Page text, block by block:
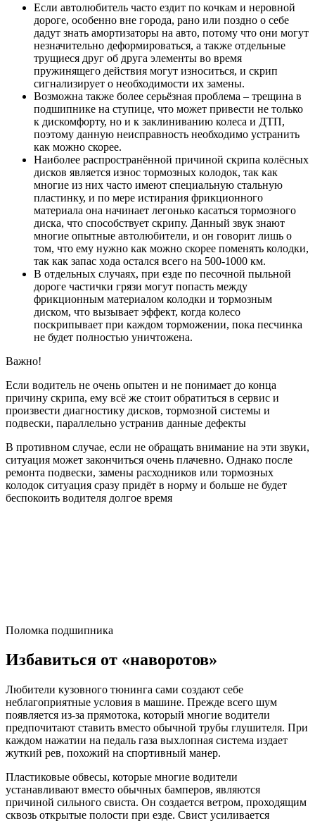
Если автолюбитель часто ездит по кочкам и неровной
дороге, особенно вне города, рано или поздно о себе
дадут знать амортизаторы на авто, потому что они могут
незначительно деформироваться, а также отдельные
трущиеся друг об друга элементы во время
пружинящего действия могут износиться, и скрип
сигнализирует о необходимости их замены.
Возможна также более серьёзная проблема – трещина в
подшипнике на ступице, что может привести не только
к дискомфорту, но и к заклиниванию колеса и ДТП,
поэтому данную неисправность необходимо устранить
как можно скорее.
Наиболее распространённой причиной скрипа колёсных
дисков является износ тормозных колодок, так как
многие из них часто имеют специальную стальную
пластинку, и по мере истирания фрикционного
материала она начинает легонько касаться тормозного
диска, что способствует скрипу. Данный звук знают
многие опытные автолюбители, и он говорит лишь о
том, что ему нужно как можно скорее поменять колодки,
так как запас хода остался всего на 500-1000 км.
В отдельных случаях, при езде по песочной пыльной
дороге частички грязи могут попасть между
фрикционным материалом колодки и тормозным
диском, что вызывает эффект, когда колесо
поскрипывает при каждом торможении, пока песчинка
не будет полностью уничтожена.
Важно!
Если водитель не очень опытен и не понимает до конца
причину скрипа, ему всё же стоит обратиться в сервис и
произвести диагностику дисков, тормозной системы и
подвески, параллельно устранив данные дефекты
В противном случае, если не обращать внимание на эти звуки,
ситуация может закончиться очень плачевно. Однако после
ремонта подвески, замены расходников или тормозных
колодок ситуация сразу придёт в норму и больше не будет
беспокоить водителя долгое время
Поломка подшипника
Избавиться от «наворотов»
Любители кузовного тюнинга сами создают себе
неблагоприятные условия в машине. Прежде всего шум
появляется из-за прямотока, который многие водители
предпочитают ставить вместо обычной трубы глушителя. При
каждом нажатии на педаль газа выхлопная система издает
жуткий рев, похожий на спортивный манер.
Пластиковые обвесы, которые многие водители
устанавливают вместо обычных бамперов, являются
причиной сильного свиста. Он создается ветром, проходящим
сквозь открытые полости при езде. Свист усиливается